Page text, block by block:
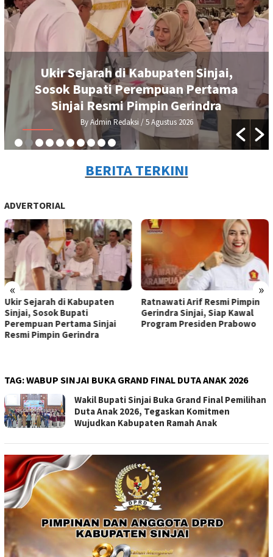
Ukir Sejarah di Kabupaten Sinjai,
Sosok Bupati Perempuan Pertama
Sinjai Resmi Pimpin Gerindra
By Admin Redaksi / 5 Agustus 2026
BERITA TERKINI
ADVERTORIAL
« »
Ukir Sejarah di Kabupaten
Sinjai, Sosok Bupati
Perempuan Pertama Sinjai
Resmi Pimpin Gerindra
Ratnawati Arif Resmi Pimpin
Gerindra Sinjai, Siap Kawal
Program Presiden Prabowo
TAG:WABUP SINJAI BUKA GRAND FINAL DUTA ANAK 2026
Wakil Bupati Sinjai Buka Grand Final Pemilihan
Duta Anak 2026, Tegaskan Komitmen
Wujudkan Kabupaten Ramah Anak